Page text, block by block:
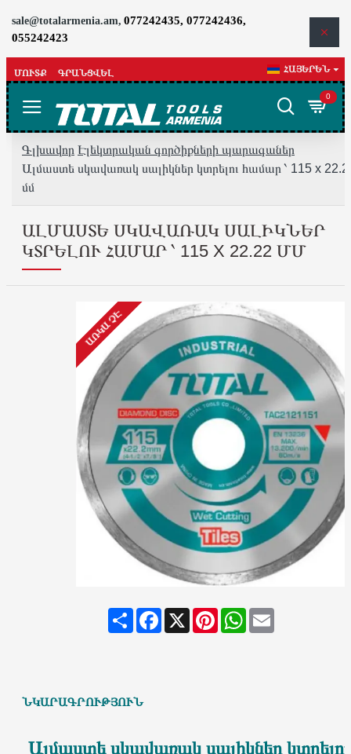
sale@totalarmenia.am, 077242435, 077242436,
055242423
ՄՈՒՏՔ ԳՐԱՆՑՎԵԼ ՀԱՅԵՐԵՆ
0
Գլխավոր Էլեկտրական գործիքների պարագաներ
Ալմաստե սկավառակ սալիկներ կտրելու համար ՝ 115 x
մմ
ԱԼՄԱՍՏԵ ՍԿԱՎԱՌԱԿ ՍԱԼԻԿՆԵՐ
ԿՏՐԵԼՈՒ ՀԱՄԱՐ ՝ 115 X 22.22 ՄՄ
ԱՌԿԱ ՉԷ
ShareFacebook
X PinterestWhatsApp
Email
ՆԿԱՐԱԳՐՈՒԹՅՈՒՆ
Ալմաստե սկավառակ սալիկներ